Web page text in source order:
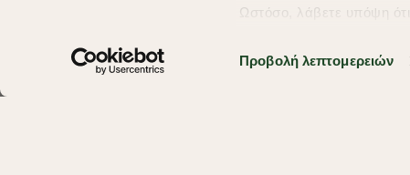
Ωστόσο, λάβετε υπόψη
υπηρεσίες και
Προβολή λεπτομερειών
Copyright © 2026 thebostonians.gr. All Rights Reserved.